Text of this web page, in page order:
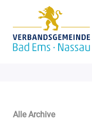
Alle Archive